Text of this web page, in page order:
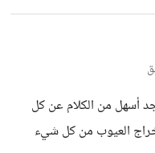
الفطن وليس الداهية
الناجح وليس الفائق
وليس المبتكر وليس
وليس الخيالي وليس
المتفرد وليس المجدد
أسهل من الكلام عن كل
العيوب من كل شيء